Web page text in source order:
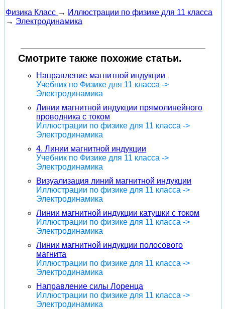
Физика Класс → Иллюстрации по физике для 11 класса
→ Электродинамика
Смотрите также похожие статьи.
Направление магнитной индукции
Учебник по Физике для 11 класса ->
Электродинамика
Линии магнитной индукции прямолинейного
проводника с током
Иллюстрации по физике для 11 класса ->
Электродинамика
4. Линии магнитной индукции
Учебник по Физике для 11 класса ->
Электродинамика
Визуализация линий магнитной индукции
Иллюстрации по физике для 11 класса ->
Электродинамика
Линии магнитной индукции катушки с током
Иллюстрации по физике для 11 класса ->
Электродинамика
Линии магнитной индукции полосового
магнита
Иллюстрации по физике для 11 класса ->
Электродинамика
Направление силы Лоренца
Иллюстрации по физике для 11 класса ->
Электродинамика